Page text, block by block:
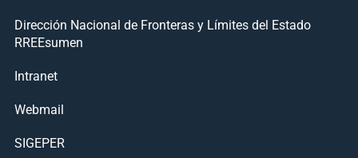
Dirección Nacional de Fronteras y Límites del Estado
RREEsumen
Intranet
Webmail
SIGEPER